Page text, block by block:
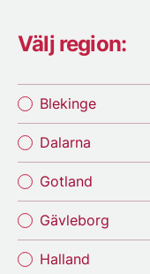
Välj region:
Blekinge
Dalarna
Gotland
Gävleborg
Halland